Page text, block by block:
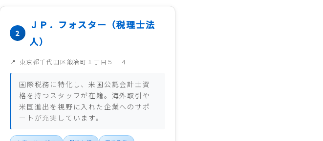
ＪＰ．フォスター（税理士法
人）
東京都千代田区鍛冶町１丁目５－４
国際税務に特化し、米国公認会計士資
格を持つスタッフが在籍。海外取引や
米国進出を視野に入れた企業へのサポ
ートが充実しています。